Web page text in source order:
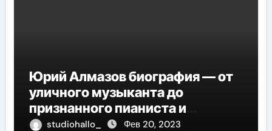
Юрий Алмазов биография — от
уличного музыканта до
признанного пианиста и
композитора
studiohallo_ Фев 20, 2023